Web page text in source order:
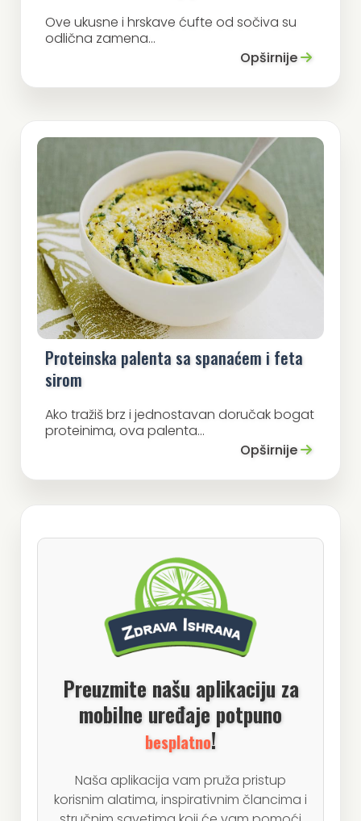
Ove ukusne i hrskave ćufte od sočiva su
odlična zamena...
Opširnije
Proteinska palenta sa spanaćem i feta
sirom
Ako tražiš brz i jednostavan doručak bogat
proteinima, ova palenta...
Opširnije
Preuzmite našu aplikaciju za
mobilne uređaje potpuno
besplatno!
Naša aplikacija vam pruža pristup
korisnim alatima, inspirativnim člancima i